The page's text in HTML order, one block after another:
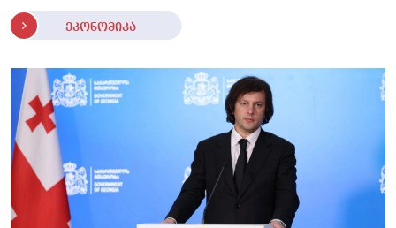
ეკონომიკა